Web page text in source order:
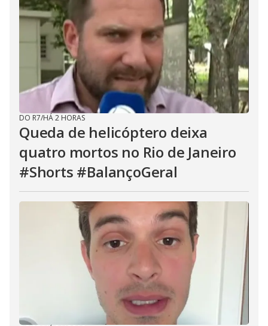
DO R7/HÁ 2 HORAS
Queda de helicóptero deixa
quatro mortos no Rio de Janeiro
#Shorts #BalançoGeral